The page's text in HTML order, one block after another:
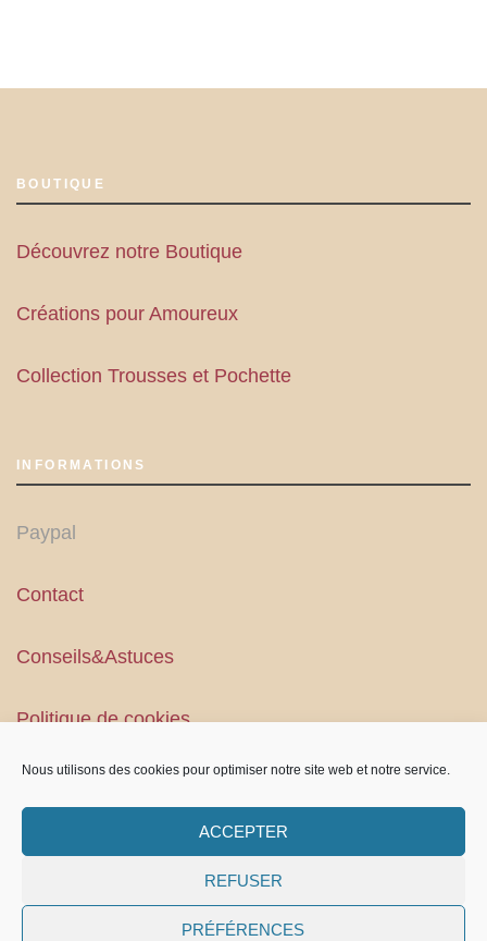
Nous utilisons des cookies pour optimiser notre site web et notre service.
ACCEPTER
REFUSER
PRÉFÉRENCES
BOUTIQUE
Découvrez notre Boutique
Créations pour Amoureux
Collection Trousses et Pochette
INFORMATIONS
Paypal
Contact
Conseils&Astuces
Politique de cookies
Conditions Générales